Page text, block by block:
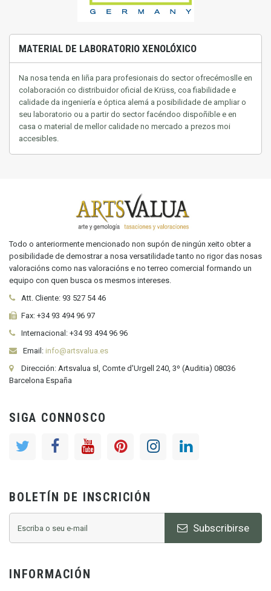
MATERIAL DE LABORATORIO XENOLÓXICO
Na nosa tenda en liña para profesionais do sector ofrecémoslle en
colaboración co distribuidor oficial de Krüss, coa fiabilidade e
calidade da ingeniería e óptica alemá a posibilidade de ampliar o
seu laboratorio ou a partir do sector facéndoo dispoñible e en
casa o material de mellor calidade no mercado a prezos moi
accesibles.
Todo o anteriormente mencionado non supón de ningún xeito obter a
posibilidade de demostrar a nosa versatilidade tanto no rigor das nosas
valoracións como nas valoracións e no terreo comercial formando un
equipo con quen busca os mesmos intereses.
Att. Cliente: 93 527 54 46
Fax: +34 93 494 96 97
Internacional: +34 93 494 96 96
Email: info@artsvalua.es
Dirección: Artsvalua sl, Comte d'Urgell 240, 3º (Auditia) 08036
Barcelona España
SIGA CONNOSCO
BOLETÍN DE INSCRICIÓN
Subscribirse
INFORMACIÓN